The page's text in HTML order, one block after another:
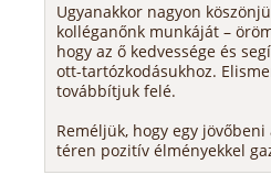
Ugyanakkor nagyon
kolléganőnk munkáját –
hogy az ő kedvessége és
ott-tartózkodásukhoz.
továbbítjuk felé.
Reméljük, hogy egy
téren pozitív élményekkel